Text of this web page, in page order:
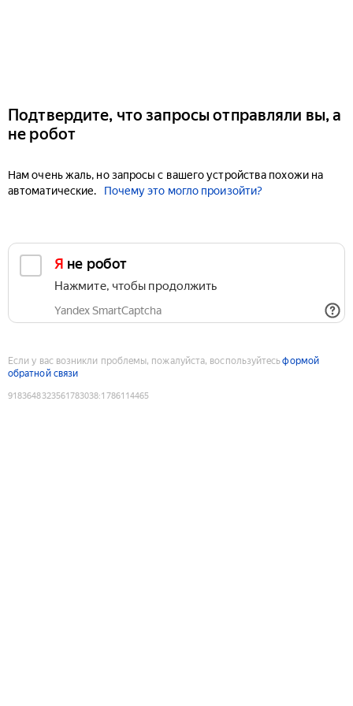
Подтвердите, что запросы отправляли вы, а
не робот
Нам очень жаль, но запросы с вашего устройства похожи на
автоматические.
Почему это могло произойти?
Я не робот
Нажмите, чтобы продолжить
Yandex SmartCaptcha
Если у вас возникли проблемы, пожалуйста, воспользуйтесьформой
обратной связи
9183648323561783038:1786114465